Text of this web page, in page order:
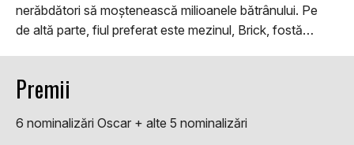
nerăbdători să moștenească milioanele bătrânului. Pe
de altă parte, fiul preferat este mezinul, Brick, fostă…
Premii
6 nominalizări Oscar + alte 5 nominalizări